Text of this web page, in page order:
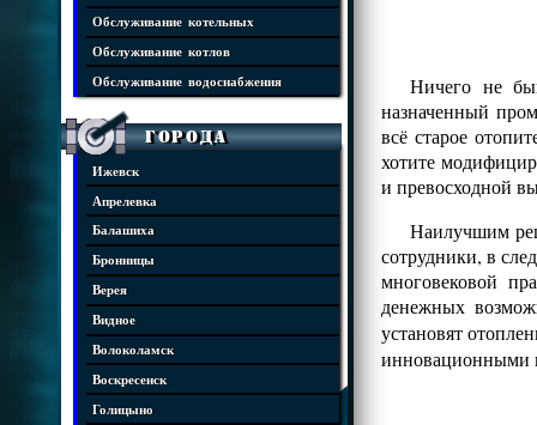
Обслуживание котельных
Обслуживание котлов
Обслуживание водоснабжения
Города
Ижевск
Апрелевка
Балашиха
Бронницы
Верея
Видное
Волоколамск
Воскресенск
Голицыно
Ничего не
назначенный
всё старое
хотите
и превосходной
Наилучшим
сотрудники, в
многовековой
денежных
установят